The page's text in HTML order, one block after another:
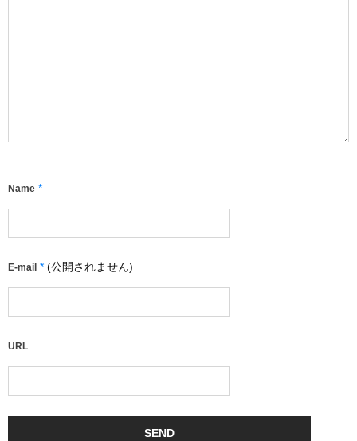
Name *
E-mail * (公開されません)
URL